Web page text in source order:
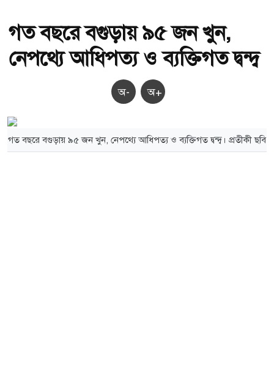
গত বছরে বগুড়ায় ৯৫ জন খুন,
নেপথ্যে আধিপত্য ও ব্যক্তিগত দ্বন্দ্ব
অ- অ+
গত বছরে বগুড়ায় ৯৫ জন খুন, নেপথ্যে আধিপত্য ও ব্যক্তিগত দ্বন্দ্ব। প্রতীকী ছবি